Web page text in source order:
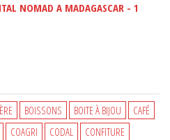
NOMAD A MADAGASCAR - 1
BOISSONS BOITE À BIJOU
CAFÉ
COAGRI CODAL
CONFITURE